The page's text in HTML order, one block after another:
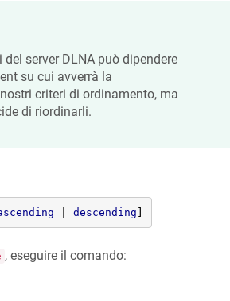
server DLNA può dipendere
su cui avverrà la
criteri di ordinamento, ma
di riordinarli.
descending
, eseguire il comando: